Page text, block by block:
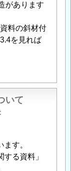
があります
料の斜材付
を見れば
いて
す。
する資料」